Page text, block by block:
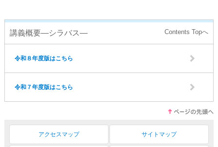
講義概要―シラバス―
令和８年度版はこちら
令和７年度版はこちら
アクセスマップ サイトマップ